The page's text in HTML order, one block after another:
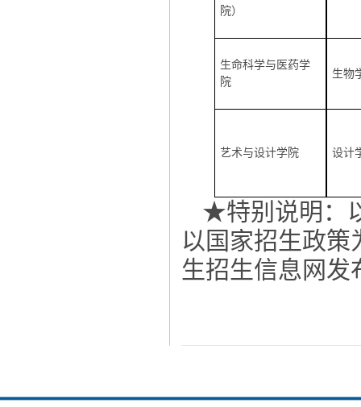
院）
生命科学与医药学
院
生物
艺术与设计学院 设计
★特别说明：
以国家招生政策
生招生信息网发